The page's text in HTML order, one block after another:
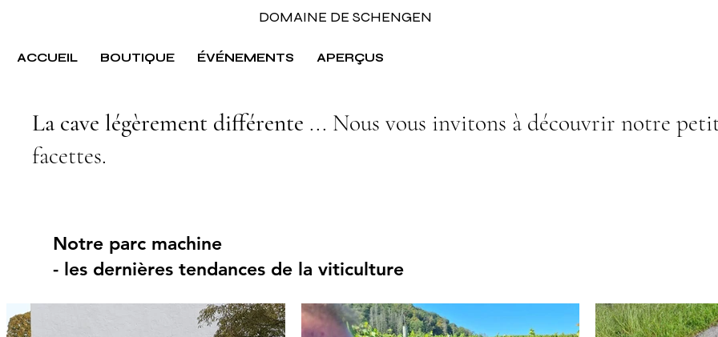
DOMAINE DE SCHENGEN
ACCUEIL BOUTIQUE ÉVÉNEMENTS APERÇUS
La cave légèrement différente ... Nous vous invitons à découvrir notre
facettes.
Notre parc machine
- les dernières tendances de la viticulture